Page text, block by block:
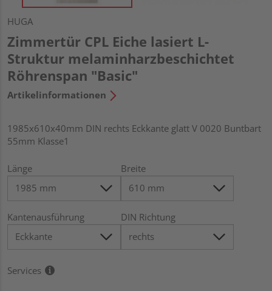
HUGA
Zimmertür CPL Eiche lasiert L-
Struktur melaminharzbeschichtet
Röhrenspan "Basic"
Artikelinformationen
1985x610x40mm DIN rechts Eckkante glatt V 0020 Buntbart
55mm Klasse1
Länge Breite
Kantenausführung DIN Richtung
Services